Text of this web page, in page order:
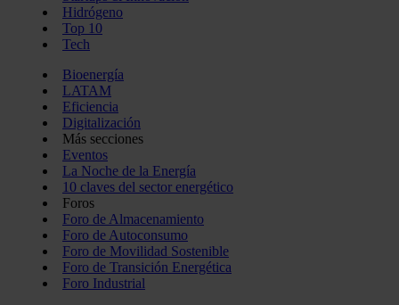
Hidrógeno
Top 10
Tech
Bioenergía
LATAM
Eficiencia
Digitalización
Más secciones
Eventos
La Noche de la Energía
10 claves del sector energético
Foros
Foro de Almacenamiento
Foro de Autoconsumo
Foro de Movilidad Sostenible
Foro de Transición Energética
Foro Industrial